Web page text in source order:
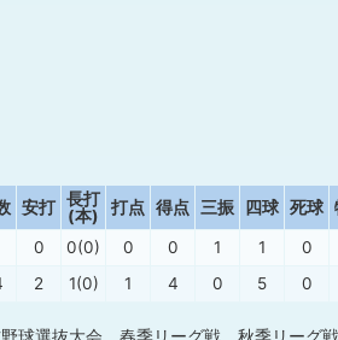
安打 長打
(本)
打点 得点 三振 四球 死球
0 0(0) 0 0 1 1 0
2 1(0) 1 4 0 5 0
選抜大会、春季リーグ戦、秋季リーグ戦